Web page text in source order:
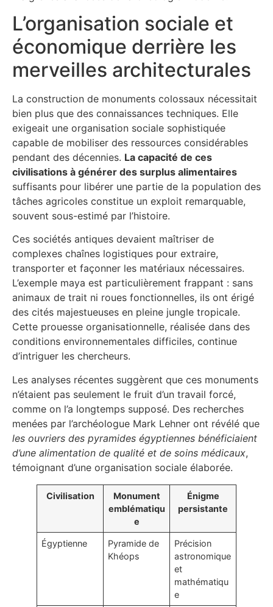
L’organisation sociale et
économique derrière les
merveilles architecturales
La construction de monuments colossaux nécessitait
bien plus que des connaissances techniques. Elle
exigeait une organisation sociale sophistiquée
capable de mobiliser des ressources considérables
pendant des décennies. La capacité de ces
civilisations à générer des surplus alimentaires
suffisants pour libérer une partie de la population des
tâches agricoles constitue un exploit remarquable,
souvent sous-estimé par l’histoire.
Ces sociétés antiques devaient maîtriser de
complexes chaînes logistiques pour extraire,
transporter et façonner les matériaux nécessaires.
L’exemple maya est particulièrement frappant : sans
animaux de trait ni roues fonctionnelles, ils ont érigé
des cités majestueuses en pleine jungle tropicale.
Cette prouesse organisationnelle, réalisée dans des
conditions environnementales difficiles, continue
d’intriguer les chercheurs.
Les analyses récentes suggèrent que ces monuments
n’étaient pas seulement le fruit d’un travail forcé,
comme on l’a longtemps supposé. Des recherches
menées par l’archéologue Mark Lehner ont révélé que
les ouvriers des pyramides égyptiennes bénéficiaient
d’une alimentation de qualité et de soins médicaux,
témoignant d’une organisation sociale élaborée.
Civilisation
Monument
emblématiqu
e
Énigme
persistante
Égyptienne
Pyramide de
Khéops
Précision
astronomique
et
mathématiqu
e